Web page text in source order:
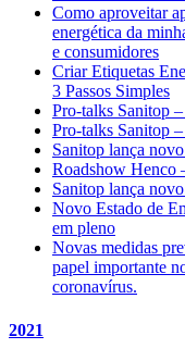
Como aproveitar
energética da
e consumidores
Criar Etiquetas
3 Passos Simples
Pro-talks Sanitop
Pro-talks Sanitop
Sanitop lança
Roadshow Henco
Sanitop lança
Novo Estado de
em pleno
Novas medidas
papel importante
coronavírus.
2021